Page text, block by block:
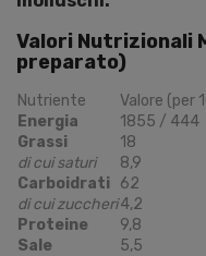
Valori Nutrizionali
preparato)
Nutriente Valore (per
Energia
1855 / 444
Grassi
18
di cui saturi
8,9
Carboidrati 62
di cui zuccheri4,2
Proteine
9,8
Sale
5,5